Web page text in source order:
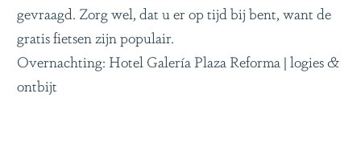
gevraagd. Zorg wel, dat u er op tijd bij bent, want de
gratis fietsen zijn populair.
Overnachting: Hotel Galería Plaza Reforma | logies &
ontbijt